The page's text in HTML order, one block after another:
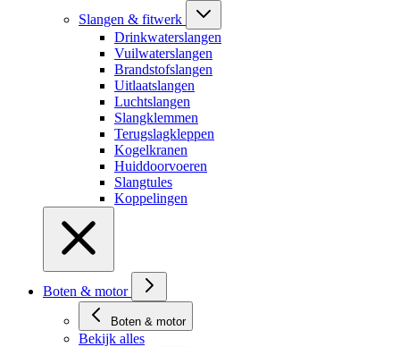
Slangen & fitwerk
Drinkwaterslangen
Vuilwaterslangen
Brandstofslangen
Uitlaatslangen
Luchtslangen
Slangklemmen
Terugslagkleppen
Kogelkranen
Huiddoorvoeren
Slangtules
Koppelingen
Boten & motor
Boten & motor
Bekijk alles